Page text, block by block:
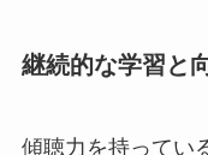
継続的な学習と
傾聴力を持ってい